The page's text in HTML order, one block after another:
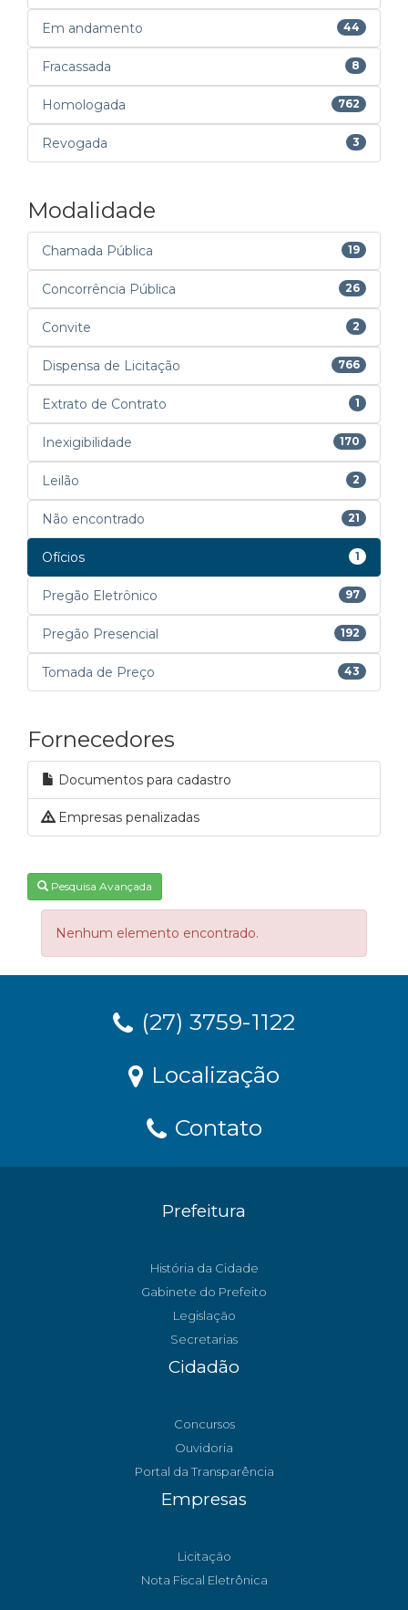
Em andamento 44
Fracassada 8
Homologada 762
Revogada 3
Modalidade
Chamada Pública 19
Concorrência Pública 26
Convite 2
Dispensa de Licitação 766
Extrato de Contrato 1
Inexigibilidade 170
Leilão 2
Não encontrado 21
Ofícios 1
Pregão Eletrônico 97
Pregão Presencial 192
Tomada de Preço 43
Fornecedores
Documentos para cadastro
Empresas penalizadas
Pesquisa Avançada
Nenhum elemento encontrado.
(27) 3759-1122
Localização
Contato
Prefeitura
História da Cidade
Gabinete do Prefeito
Legislação
Secretarias
Cidadão
Concursos
Ouvidoria
Portal da Transparência
Empresas
Licitação
Nota Fiscal Eletrônica